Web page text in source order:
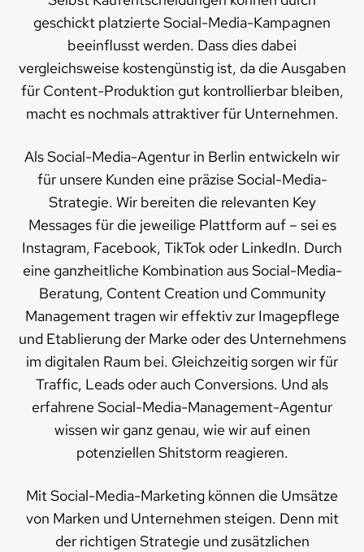
geschickt platzierte Social-Media-Kampagnen
beeinflusst werden. Dass dies dabei
vergleichsweise kostengünstig ist, da die Ausgaben
für Content-Produktion gut kontrollierbar bleiben,
macht es nochmals attraktiver für Unternehmen.
Als Social-Media-Agentur in Berlin entwickeln wir
für unsere Kunden eine präzise Social-Media-
Strategie. Wir bereiten die relevanten Key
Messages für die jeweilige Plattform auf – sei es
Instagram, Facebook, TikTok oder LinkedIn. Durch
eine ganzheitliche Kombination aus Social-Media-
Beratung, Content Creation und Community
Management tragen wir effektiv zur Imagepflege
und Etablierung der Marke oder des Unternehmens
im digitalen Raum bei. Gleichzeitig sorgen wir für
Traffic, Leads oder auch Conversions. Und als
erfahrene Social-Media-Management-Agentur
wissen wir ganz genau, wie wir auf einen
potenziellen Shitstorm reagieren.
Mit Social-Media-Marketing können die Umsätze
von Marken und Unternehmen steigen. Denn mit
der richtigen Strategie und zusätzlichen